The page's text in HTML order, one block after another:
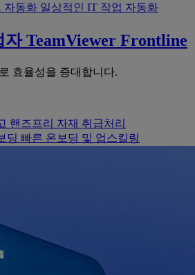
자동화 일상적인 IT 작업 자동화
자 TeamViewer Frontline
효율성을 증대합니다.
핸즈프리 자재 취급처리
딩 빠른 온보딩 및 업스킬링